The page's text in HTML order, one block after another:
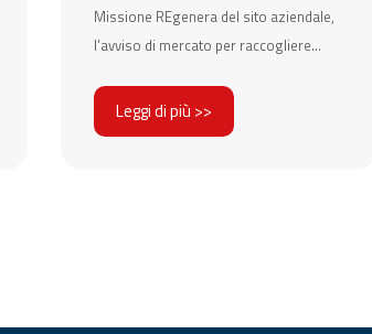
Missione REgenera del sito aziendale,
l’avviso di mercato per raccogliere...
Leggi di più >>